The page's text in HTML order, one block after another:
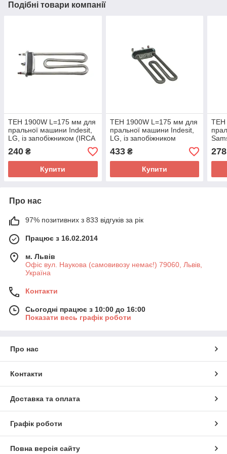
Подібні товари компанії
ТЕН 1900W L=175 мм для
пральної машини Indesit,
LG, із запобіжником (IRCA
LG5101) - C00275765 /
5301ER1000H
240 ₴
Купити
ТЕН 1900W L=175 мм для
пральної машини Indesit,
LG, із запобіжником
(Thermowatt HTR000LG) -
C00275765 /
5301ER1000H
433₴
Купити
ТЕН
278
Про нас
97% позитивних з 833 відгуків за рік
Працює з 16.02.2014
м. Львів
Офіс вул. Наукова (самовивозу немає!) 79060, Львів,
Україна
Контакти
Сьогодні працює з 10:00 до 16:00
Показати весь графік роботи
Про нас
Контакти
Доставка та оплата
Графік роботи
Повна версія сайту